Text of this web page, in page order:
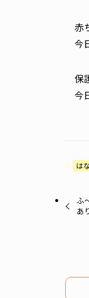
赤
今
保
今
は
ふ
あ